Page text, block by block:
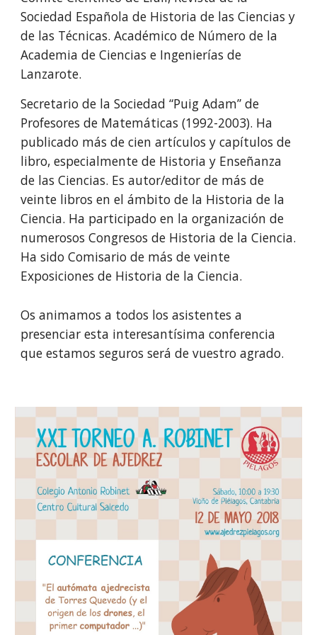
Sociedad Española de Historia de las Ciencias y
de las Técnicas. Académico de Número de la
Academia de Ciencias e Ingenierías de
Lanzarote.
Secretario de la Sociedad “Puig Adam” de
Profesores de Matemáticas (1992-2003). Ha
publicado más de cien artículos y capítulos de
libro, especialmente de Historia y Enseñanza
de las Ciencias. Es autor/editor de más de
veinte libros en el ámbito de la Historia de la
Ciencia. Ha participado en la organización de
numerosos Congresos de Historia de la Ciencia.
Ha sido Comisario de más de veinte
Exposiciones de Historia de la Ciencia.
Os animamos a todos los asistentes a
presenciar esta interesantísima conferencia
que estamos seguros será de vuestro agrado.